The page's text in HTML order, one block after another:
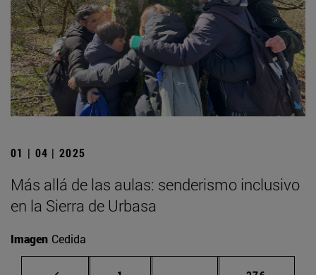
01 | 04 | 2025
Más allá de las aulas: senderismo inclusivo
en la Sierra de Urbasa
Imagen Cedida